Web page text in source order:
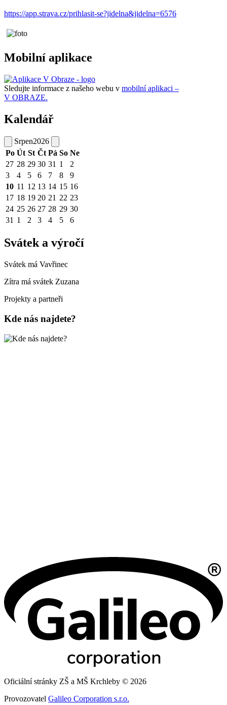
https://app.strava.cz/prihlasit-se?jidelna&jidelna=6576
Mobilní aplikace
Sledujte informace z našeho webu v mobilní aplikaci –
V OBRAZE.
Kalendář
Srpen2026
Po Út St Čt Pá So Ne
27 28 29 30 31 1
2
3
4 5 6 7 8
9
10 11 12 13 14 15 16
17 18 19 20 21 22 23
24 25 26 27 28 29 30
31 1 2 3 4 5 6
Svátek a výročí
Svátek má Vavřinec
Zítra má svátek Zuzana
Projekty a partneři
Kde nás najdete?
Oficiální stránky ZŠ a MŠ Krchleby © 2026
Provozovatel Galileo Corporation s.r.o.